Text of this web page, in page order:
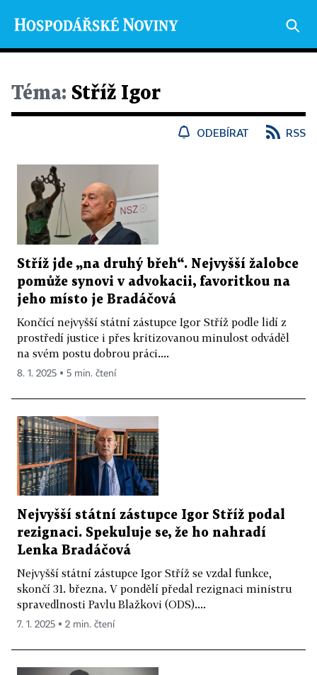
Téma: Stříž Igor
ODEBÍRAT RSS
Stříž jde „na druhý břeh“. Nejvyšší žalobce
pomůže synovi v advokacii, favoritkou na
jeho místo je Bradáčová
Končící nejvyšší státní zástupce Igor Stříž podle lidí z
prostředí justice i přes kritizovanou minulost odváděl
na svém postu dobrou práci....
8. 1. 2025 ▪ 5 min. čtení
Nejvyšší státní zástupce Igor Stříž podal
rezignaci. Spekuluje se, že ho nahradí
Lenka Bradáčová
Nejvyšší státní zástupce Igor Stříž se vzdal funkce,
skončí 31. března. V pondělí předal rezignaci ministru
spravedlnosti Pavlu Blažkovi (ODS)....
7. 1. 2025 ▪ 2 min. čtení